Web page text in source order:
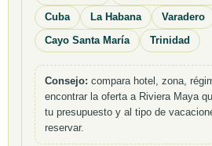
Cuba
La Habana
Varadero
Cayo Santa María
Trinidad
Consejo: compara hotel, zona,
encontrar la oferta a Riviera Maya
tu presupuesto y al tipo de
reservar.